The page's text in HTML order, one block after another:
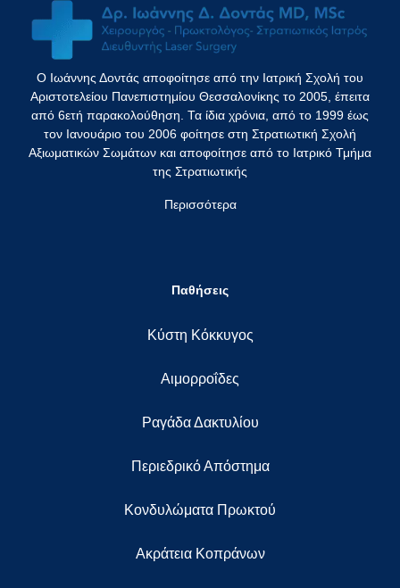
Ο Ιωάννης Δοντάς αποφοίτησε από την Ιατρική Σχολή του
Αριστοτελείου Πανεπιστημίου Θεσσαλονίκης το 2005, έπειτα
από 6ετή παρακολούθηση. Τα ίδια χρόνια, από το 1999 έως
τον Ιανουάριο του 2006 φοίτησε στη Στρατιωτική Σχολή
Αξιωματικών Σωμάτων και αποφοίτησε από το Ιατρικό Τμήμα
της Στρατιωτικής
Περισσότερα
Παθήσεις
Κύστη Κόκκυγος
Αιμορροΐδες
Ραγάδα Δακτυλίου
Περιεδρικό Απόστημα
Κονδυλώματα Πρωκτού
Ακράτεια Κοπράνων